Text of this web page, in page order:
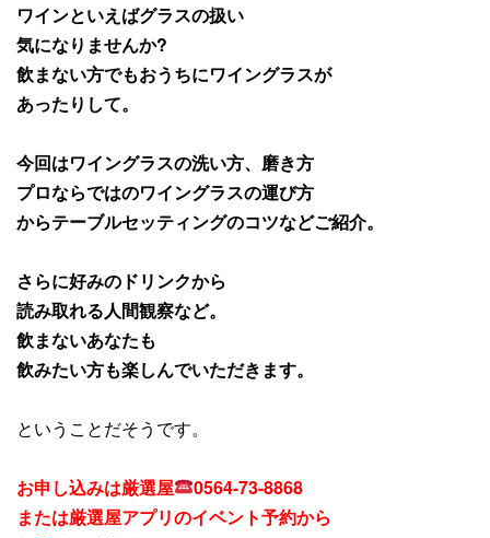
ワインといえばグラスの扱い
気になりませんか?
飲まない方でもおうちにワイングラスが
あったりして。
今回はワイングラスの洗い方、磨き方
プロならではのワイングラスの運び方
からテーブルセッティングのコツなどご紹介。
さらに好みのドリンクから
読み取れる人間観察など。
飲まないあなたも
飲みたい方も楽しんでいただきます。
ということだそうです。
お申し込みは厳選屋
0564-73-8868
または厳選屋アプリのイベント予約から